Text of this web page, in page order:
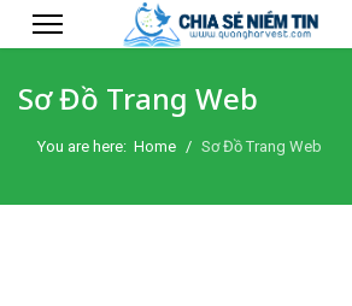
Sơ Đồ Trang Web
You are here: Home Sơ Đồ Trang Web